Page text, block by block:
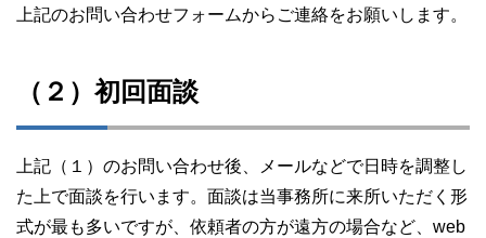
上記のお問い合わせフォームからご連絡をお願いします。
（２）初回面談
上記（１）のお問い合わせ後、メールなどで日時を調整し
た上で面談を行います。面談は当事務所に来所いただく形
式が最も多いですが、依頼者の方が遠方の場合など、web